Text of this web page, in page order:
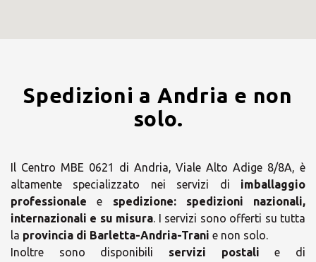
Spedizioni a Andria e non
solo.
Il Centro MBE 0621 di Andria, Viale Alto Adige 8/8A, è
altamente specializzato nei servizi di imballaggio
professionale e spedizione:
spedizioni nazionali,
internazionali e su misura. I servizi sono offerti su tutta
la provincia di Barletta-Andria-Trani e non solo.
Inoltre sono disponibili servizi postali e di